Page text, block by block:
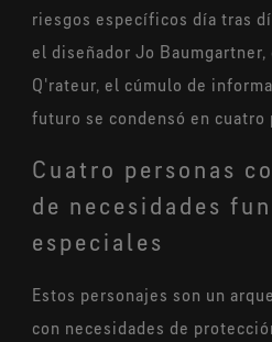
riesgos específicos día tras
el diseñador Jo
Q'rateur, el cúmulo de
futuro se condensó en
Cuatro personas
de necesidades
especiales
Estos personajes son un
con necesidades de